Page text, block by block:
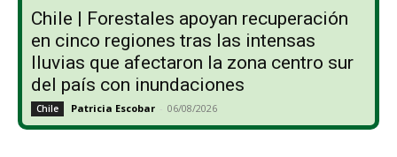
Chile | Forestales apoyan recuperación
en cinco regiones tras las intensas
lluvias que afectaron la zona centro sur
del país con inundaciones
Chile Patricia Escobar - 06/08/2026